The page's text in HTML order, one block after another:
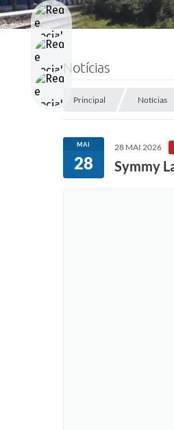
Notícias
Principal Notícias
MAI
28
28 MAI 2026
Symmy